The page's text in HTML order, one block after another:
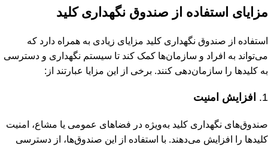
مزایای استفاده از صندوق نگهداری کلید
استفاده از صندوق نگهداری کلید مزایای زیادی به همراه دارد که
می‌تواند به افراد و سازمان‌ها کمک کند تا سیستم نگهداری و دسترسی
به کلیدها را سازمان‌دهی کنند. برخی از این مزایا عبارتند از:
1. افزایش امنیت
صندوق‌های نگهداری کلید به‌ویژه در فضاهای عمومی یا مشاع، امنیت
کلیدها را افزایش می‌دهند. با استفاده از این صندوق‌ها، از دسترسی